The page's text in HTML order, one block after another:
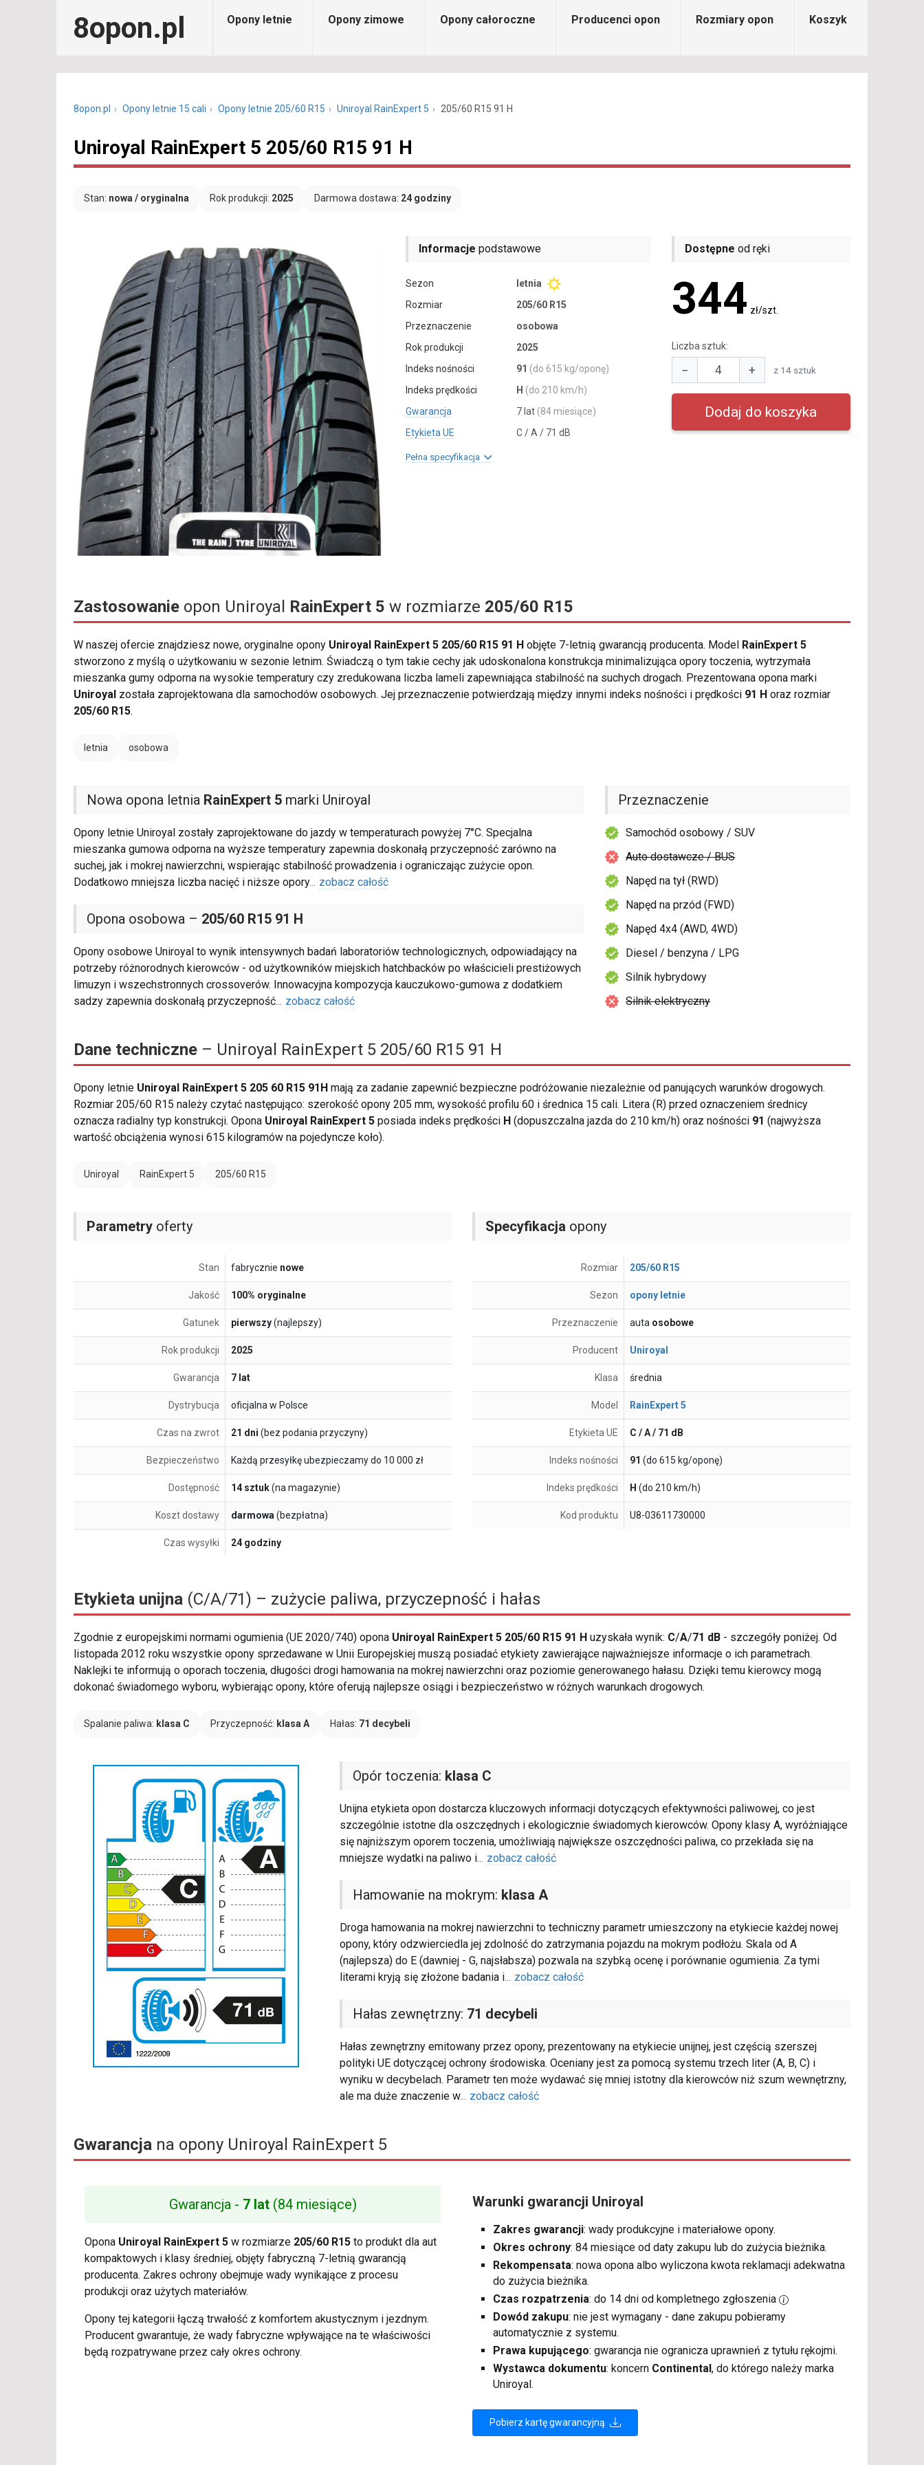
8opon.pl Opony letnie Opony zimowe Opony całoroczne Producenci opon Rozmiary opon Koszyk
8opon.pl Opony letnie 15 cali Opony letnie 205/60 R15 Uniroyal RainExpert 5 205/60 R15 91 H
Uniroyal RainExpert 5 205/60 R15 91 H
Stan: nowa / oryginalna Rok produkcji: 2025 Darmowa dostawa: 24 godziny
Informacje podstawowe
Sezon
letnia
Rozmiar
205/60 R15
Przeznaczenie
osobowa
Rok produkcji
2025
Indeks nośności
91 (do 615 kg/oponę)
Indeks prędkości
H (do 210 km/h)
Gwarancja
7 lat (84 miesiące)
Etykieta UE
C / A / 71 dB
Pełna specyfikacja
Dostępne od ręki
344 zł/szt.
Liczba sztuk:
− + z 14 sztuk
Zastosowanie opon Uniroyal RainExpert 5 w rozmiarze 205/60 R15
W naszej ofercie znajdziesz nowe, oryginalne opony Uniroyal RainExpert 5 205/60 R15 91 H objęte 7-letnią gwarancją producenta. Model RainExpert 5
stworzono z myślą o użytkowaniu w sezonie letnim. Świadczą o tym takie cechy jak udoskonalona konstrukcja minimalizująca opory toczenia, wytrzymała
mieszanka gumy odporna na wysokie temperatury czy zredukowana liczba lameli zapewniająca stabilność na suchych drogach. Prezentowana opona marki
Uniroyal została zaprojektowana dla samochodów osobowych. Jej przeznaczenie potwierdzają między innymi indeks nośności i prędkości 91 H oraz rozmiar
205/60 R15.
letnia osobowa
Nowa opona letnia RainExpert 5 marki Uniroyal
Opony letnie Uniroyal zostały zaprojektowane do jazdy w temperaturach powyżej 7°C. Specjalna
mieszanka gumowa odporna na wyższe temperatury zapewnia doskonałą przyczepność zarówno na
suchej, jak i mokrej nawierzchni, wspierając stabilność prowadzenia i ograniczając zużycie opon.
Dodatkowo mniejsza liczba nacięć i niższe opory... zobacz całość
Opona osobowa – 205/60 R15 91 H
Opony osobowe Uniroyal to wynik intensywnych badań laboratoriów technologicznych, odpowiadający na
potrzeby różnorodnych kierowców - od użytkowników miejskich hatchbacków po właścicieli prestiżowych
limuzyn i wszechstronnych crossoverów. Innowacyjna kompozycja kauczukowo-gumowa z dodatkiem
sadzy zapewnia doskonałą przyczepność... zobacz całość
Przeznaczenie
Samochód osobowy / SUV
Auto dostawcze / BUS
Napęd na tył (RWD)
Napęd na przód (FWD)
Napęd 4x4 (AWD, 4WD)
Diesel / benzyna / LPG
Silnik hybrydowy
Silnik elektryczny
Dane techniczne – Uniroyal RainExpert 5 205/60 R15 91 H
Opony letnie Uniroyal RainExpert 5 205 60 R15 91H mają za zadanie zapewnić bezpieczne podróżowanie niezależnie od panujących warunków drogowych.
Rozmiar 205/60 R15 należy czytać następująco: szerokość opony 205 mm, wysokość profilu 60 i średnica 15 cali. Litera (R) przed oznaczeniem średnicy
oznacza radialny typ konstrukcji. Opona Uniroyal RainExpert 5 posiada indeks prędkości H (dopuszczalna jazda do 210 km/h) oraz nośności 91 (najwyższa
wartość obciążenia wynosi 615 kilogramów na pojedyncze koło).
Uniroyal RainExpert 5 205/60 R15
Parametry oferty
Stan fabrycznie nowe
Jakość 100% oryginalne
Gatunek pierwszy(najlepszy)
Rok produkcji 2025
Gwarancja 7 lat
Dystrybucja oficjalna w Polsce
Czas na zwrot 21 dni (bez podania przyczyny)
Bezpieczeństwo Każdą przesyłkę ubezpieczamy do 10 000 zł
Dostępność 14 sztuk(na magazynie)
Koszt dostawy darmowa(bezpłatna)
Czas wysyłki 24 godziny
Specyfikacja opony
Rozmiar 205/60 R15
Sezon opony letnie
Przeznaczenie auta osobowe
Producent Uniroyal
Klasa średnia
Model RainExpert 5
Etykieta UE C / A / 71 dB
Indeks nośności 91 (do 615 kg/oponę)
Indeks prędkości H (do 210 km/h)
Kod produktu U8-03611730000
Etykieta unijna (C/A/71) – zużycie paliwa, przyczepność i hałas
Zgodnie z europejskimi normami ogumienia (UE 2020/740) opona Uniroyal RainExpert 5 205/60 R15 91 H uzyskała wynik: C/A/71 dB - szczegóły poniżej. Od
listopada 2012 roku wszystkie opony sprzedawane w Unii Europejskiej muszą posiadać etykiety zawierające najważniejsze informacje o ich parametrach.
Naklejki te informują o oporach toczenia, długości drogi hamowania na mokrej nawierzchni oraz poziomie generowanego hałasu. Dzięki temu kierowcy mogą
dokonać świadomego wyboru, wybierając opony, które oferują najlepsze osiągi i bezpieczeństwo w różnych warunkach drogowych.
Spalanie paliwa: klasa C Przyczepność: klasa A Hałas: 71 decybeli
Opór toczenia: klasa C
Unijna etykieta opon dostarcza kluczowych informacji dotyczących efektywności paliwowej, co jest
szczególnie istotne dla oszczędnych i ekologicznie świadomych kierowców. Opony klasy A, wyróżniające
się najniższym oporem toczenia, umożliwiają największe oszczędności paliwa, co przekłada się na
mniejsze wydatki na paliwo i... zobacz całość
Hamowanie na mokrym: klasa A
Droga hamowania na mokrej nawierzchni to techniczny parametr umieszczony na etykiecie każdej nowej
opony, który odzwierciedla jej zdolność do zatrzymania pojazdu na mokrym podłożu. Skala od A
(najlepsza) do E (dawniej - G, najsłabsza) pozwala na szybką ocenę i porównanie ogumienia. Za tymi
literami kryją się złożone badania i... zobacz całość
Hałas zewnętrzny: 71 decybeli
Hałas zewnętrzny emitowany przez opony, prezentowany na etykiecie unijnej, jest częścią szerszej
polityki UE dotyczącej ochrony środowiska. Oceniany jest za pomocą systemu trzech liter (A, B, C) i
wyniku w decybelach. Parametr ten może wydawać się mniej istotny dla kierowców niż szum wewnętrzny,
ale ma duże znaczenie w... zobacz całość
Gwarancja na opony Uniroyal RainExpert 5
Gwarancja - 7 lat(84 miesiące)
Opona Uniroyal RainExpert 5 w rozmiarze 205/60 R15 to produkt dla aut
kompaktowych i klasy średniej, objęty fabryczną 7-letnią gwarancją
producenta. Zakres ochrony obejmuje wady wynikające z procesu
produkcji oraz użytych materiałów.
Opony tej kategorii łączą trwałość z komfortem akustycznym i jezdnym.
Producent gwarantuje, że wady fabryczne wpływające na te właściwości
będą rozpatrywane przez cały okres ochrony.
Warunki gwarancji Uniroyal
Zakres gwarancji: wady produkcyjne i materiałowe opony.
Okres ochrony: 84 miesiące od daty zakupu lub do zużycia bieżnika.
Rekompensata: nowa opona albo wyliczona kwota reklamacji adekwatna
do zużycia bieżnika.
Czas rozpatrzenia: do 14 dni od kompletnego zgłoszenia
Dowód zakupu: nie jest wymagany - dane zakupu pobieramy
automatycznie z systemu.
Prawa kupującego: gwarancja nie ogranicza uprawnień z tytułu rękojmi.
Wystawca dokumentu: koncern Continental , do którego należy marka
Uniroyal.
Pobierz kartę gwarancyjną